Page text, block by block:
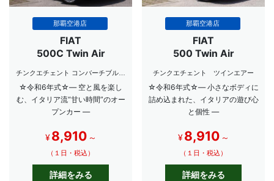
那覇空港店
FIAT
500C Twin Air
チンクエチェント コンバーチブル
☆令和6年式☆― 空と風を楽し
む、イタリア流“甘い時間”のオー
プンカー ―
¥ 8,910 ～
（１日・税込）
詳細をみる
那覇空港店
FIAT
500 Twin Air
チンクエチェント ツインエアー
☆令和6年式☆― 小さなボディに
詰め込まれた、イタリアの遊び心
と個性 ―
¥ 8,910 ～
（１日・税込）
詳細をみる